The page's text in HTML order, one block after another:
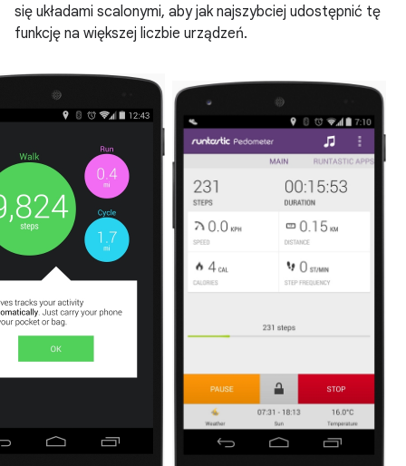
się układami scalonymi, aby jak najszybciej udostępnić tę
funkcję na większej liczbie urządzeń.